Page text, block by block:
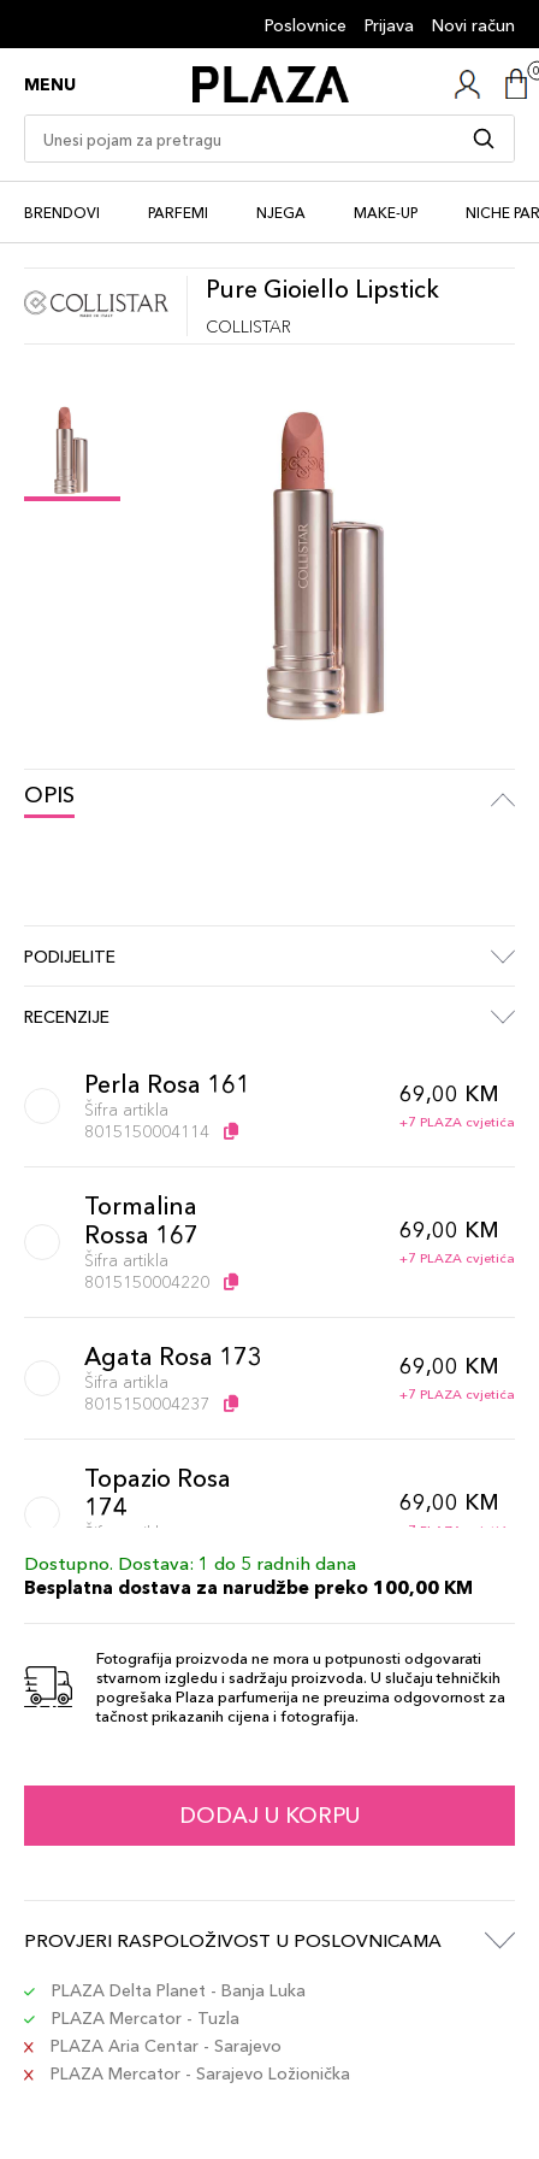
Poslovnice Prijava Novi račun
MENU
BRENDOVI PARFEMI NJEGA MAKE-UP NICHE
Pure Gioiello Lipstick
COLLISTAR
OPIS
PODIJELITE
RECENZIJE
Perla Rosa 161
Šifra artikla
8015150004114
69,00 KM
+7 PLAZA cvjetića
Tormalina
Rossa 167
Šifra artikla
8015150004220
69,00 KM
+7 PLAZA cvjetića
Agata Rosa 173
Šifra artikla
8015150004237
69,00 KM
+7 PLAZA cvjetića
Topazio Rosa
174
Šifra artikla
8015150004244
69,00 KM
+7 PLAZA cvjetića
164
Šifra artikla
8015150004169
69,00 KM
+7 PLAZA cvjetića
Granato Rosso
Zircone
Šifra artikla
69,00 KM
Agata Rossa
Dostupno. Dostava: 1 do 5 radnih dana
Besplatna dostava za narudžbe preko 100,00 KM
Fotografija proizvoda ne mora u potpunosti odgovarati
stvarnom izgledu i sadržaju proizvoda. U slučaju tehničkih
pogrešaka Plaza parfumerija ne preuzima odgovornost za
tačnost prikazanih cijena i fotografija.
DODAJ U KORPU
PROVJERI RASPOLOŽIVOST U POSLOVNICAMA
PLAZA Delta Planet - Banja Luka
PLAZA Mercator - Tuzla
PLAZA Aria Centar - Sarajevo
PLAZA Mercator - Sarajevo Ložionička